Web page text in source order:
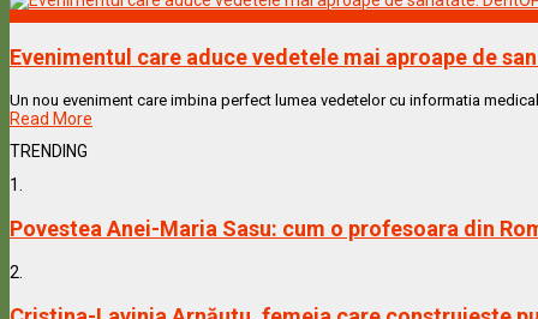
Evenimentul care aduce vedetele mai aproape de
Un nou eveniment care imbina perfect lumea vedetelor cu informatia
Read More
TRENDING
1.
Povestea Anei-Maria Sasu: cum o profesoara din
2.